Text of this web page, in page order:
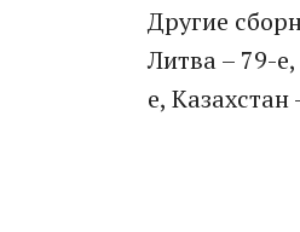
Другие
Литва – 79-
е,